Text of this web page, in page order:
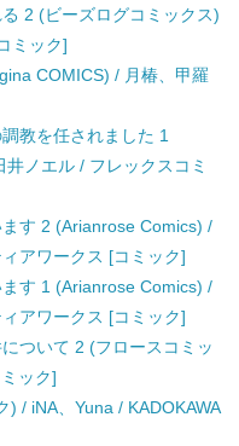
2 (ビーズログコミックス)
ミック]
COMICS) / 月椿、甲羅
教を任されました 1
ノエル / フレックスコミ
す 2 (Arianrose Comics) /
アワークス [コミック]
す 1 (Arianrose Comics) /
アワークス [コミック]
ついて 2 (フロースコミッ
ック]
/ iNA、Yuna / KADOKAWA